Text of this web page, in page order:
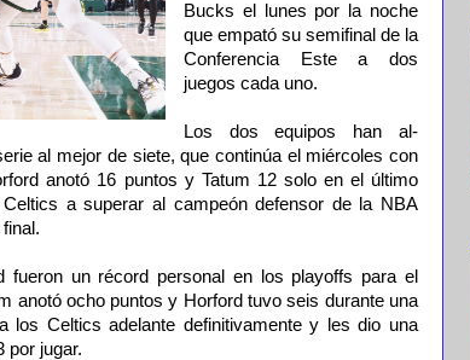
Bucks el lunes por la noche
que empató su semifinal de la
Conferencia Este a dos
juegos cada uno.
Los dos equipos han al­
al mejor de siete, que continúa el miércoles con
anotó 16 puntos y Tatum 12 solo en el últi­mo
a superar al cam­peón defensor de la NBA
fueron un récord per­sonal en los playoffs pa­ra el
anotó ocho puntos y Horford tuvo seis durante una
los Celtics adelante definitivamente y les dio una
por jugar.